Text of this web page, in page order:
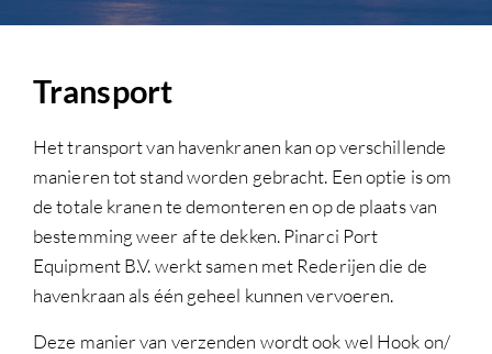
Transport
Het transport van havenkranen kan op verschillende
manieren tot stand worden gebracht. Een optie is om
de totale kranen te demonteren en op de plaats van
bestemming weer af te dekken. Pinarci Port
Equipment B.V. werkt samen met Rederijen die de
havenkraan als één geheel kunnen vervoeren.
Deze manier van verzenden wordt ook wel Hook on/